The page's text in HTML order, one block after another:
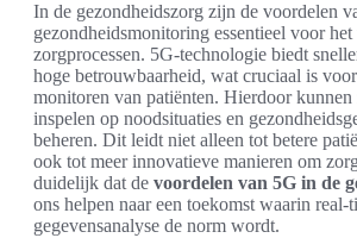
In de gezondheidszorg zijn de voordelen
gezondheidsmonitoring essentieel voor het
zorgprocessen. 5G-technologie biedt
hoge betrouwbaarheid, wat cruciaal is
monitoren van patiënten. Hierdoor kunnen
inspelen op noodsituaties en
beheren. Dit leidt niet alleen tot betere
ook tot meer innovatieve manieren om
duidelijk dat de voordelen van 5G in de
ons helpen naar een toekomst waarin real-
gegevensanalyse de norm wordt.